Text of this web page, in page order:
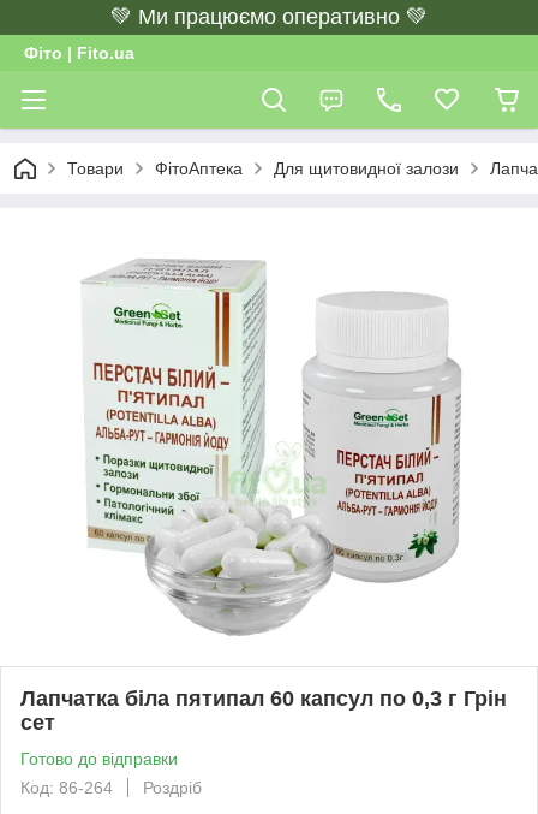
💚 Ми працюємо оперативно 💚
Фіто | Fito.ua
Товари ФітоАптека Для щитовидної залози
Лапчатка біла пятипал 60 капсул по 0,3 г Грін
сет
Готово до відправки
Код: 86-264
Роздріб